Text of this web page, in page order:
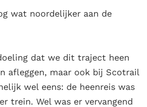
wat noordelijker aan de
dat we dit traject heen
afleggen, maar ook bij Scotrail
wel eens: de heenreis was
trein. Wel was er vervangend